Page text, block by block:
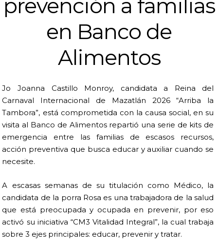
prevención a familias
en Banco de
Alimentos
Jo Joanna Castillo Monroy, candidata a Reina del
Carnaval Internacional de Mazatlán 2026 “Arriba la
Tambora”, está comprometida con la causa social, en su
visita al Banco de Alimentos repartió una serie de kits de
emergencia entre las familias de escasos recursos,
acción preventiva que busca educar y auxiliar cuando se
necesite.
A escasas semanas de su titulación como Médico, la
candidata de la porra Rosa es una trabajadora de la salud
que está preocupada y ocupada en prevenir, por eso
activó su iniciativa “CM3 Vitalidad Integral”, la cual trabaja
sobre 3 ejes principales: educar, prevenir y tratar.